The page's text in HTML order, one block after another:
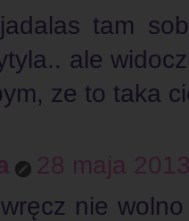
tam
ale
ze to taka
28 maja
nie